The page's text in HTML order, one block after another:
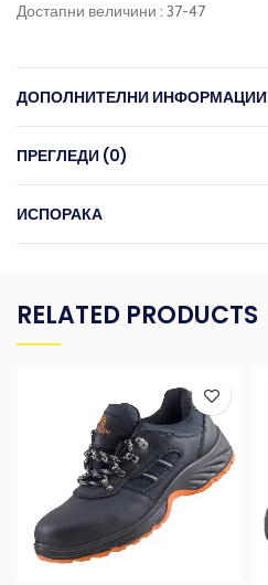
Достапни величини : 37-47
ДОПОЛНИТЕЛНИ ИНФОРМАЦИИ
ПРЕГЛЕДИ (0)
ИСПОРАКА
RELATED PRODUCTS